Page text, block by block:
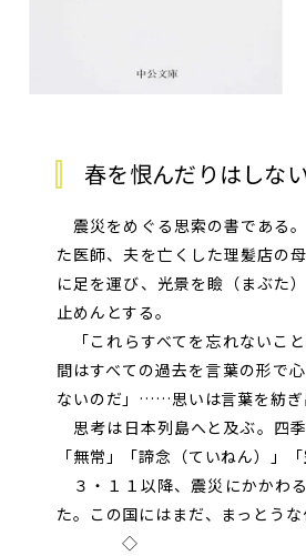
春を恨んだりはし
震災をめぐる思索の書である
た医師、夫を亡くした理髪店の
に足を運び、光景を瞼（まぶた
止めんとする。
「これらすべてを忘れないこ
間はすべての過去を言葉の形で
ないのだ」……思いは言葉を紡ぎ
思考は日本列島へと及ぶ。四
「無常」「諦念（ていねん）」
３・１１以降、震災にかかわ
た。この国にはまだ、まっとう
◇